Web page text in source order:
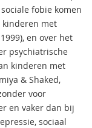
fobie komen
kinderen met
en over het
psychiatrische
kinderen met
& Shaked,
voor
en vaker dan bij
sociaal